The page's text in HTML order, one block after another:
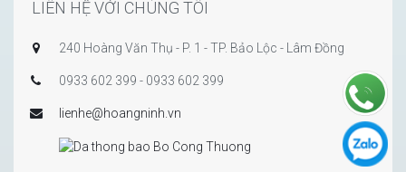
LIÊN HỆ VỚI CHÚNG TÔI
240 Hoàng Văn Thụ - P. 1 - TP. Bảo Lộc - Lâm Đồng
0933 602 399 - 0933 602 399
lienhe@hoangninh.vn